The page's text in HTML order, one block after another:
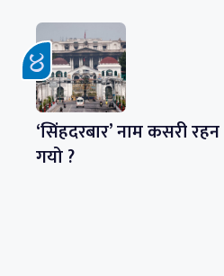
‘सिंहदरबार’ नाम कसरी रहन
गयो ?